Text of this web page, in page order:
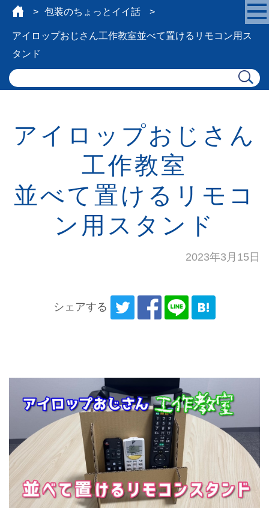
包装のちょっとイイ話
アイロップおじさん工作教室並べて置けるリモコン用ス
タンド
アイロップおじさん
工作教室
並べて置けるリモコ
ン用スタンド
2023年3月15日
シェアする